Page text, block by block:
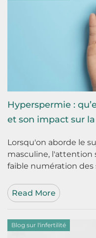
Hyperspermie :
et son impact sur
Lorsqu'on aborde le
masculine, l'attention
faible numération des
Read More
Blog sur l'infertilité